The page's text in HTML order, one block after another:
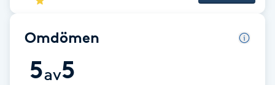
Fransrengöring
Frekvensterapi
Friskvård
Omdömen
5av5